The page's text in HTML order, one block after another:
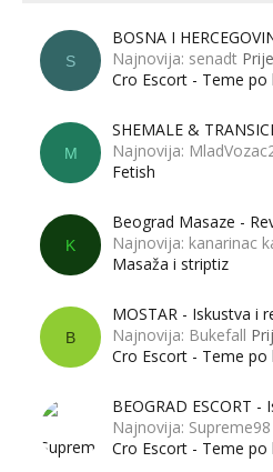
S
BOSNA I
Najnovija: senadt
Cro Escort - Teme po
M
SHEMALE &
Najnovija:
Fetish
K
Beograd Masaze -
Najnovija: kanarinac
Masaža i striptiz
B
MOSTAR - Iskustva i
Najnovija: Bukefall
Cro Escort - Teme po
BEOGRAD ESCORT
Najnovija: Supreme98
Cro Escort - Teme po